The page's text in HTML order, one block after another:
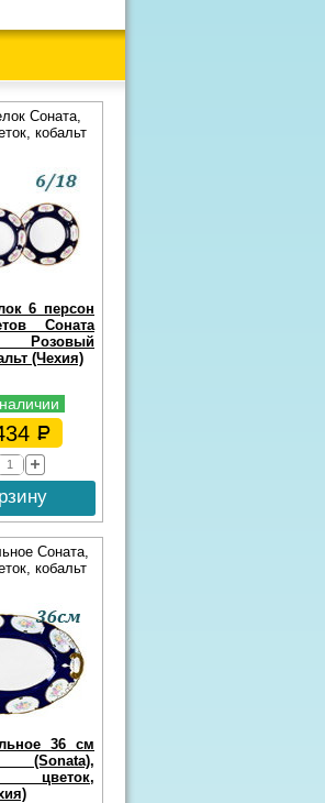
Соната,
кобальт
6 персон
Соната
Розовый
(Чехия)
Соната,
кобальт
36 см
цветок,